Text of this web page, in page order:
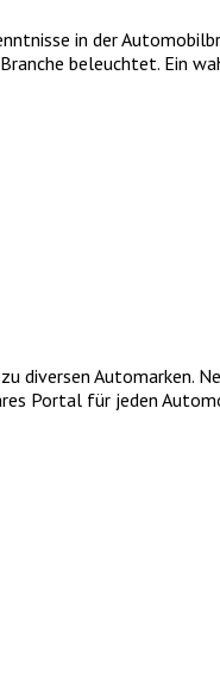
in der
beleuchtet. Ein
Automarken.
Portal für jeden